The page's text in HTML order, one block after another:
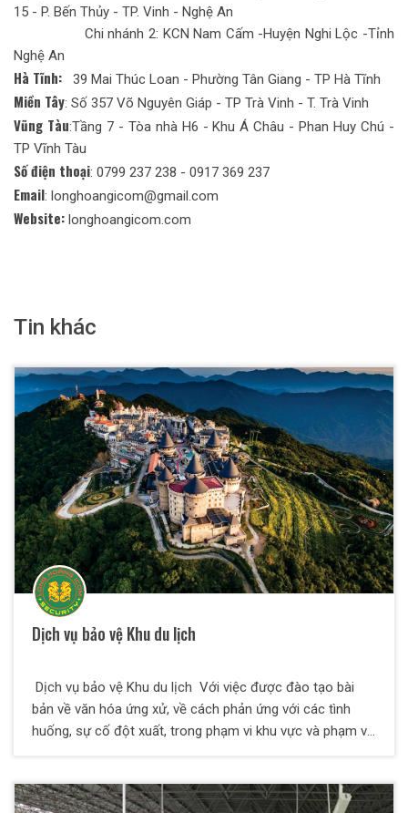
15 - P. Bến Thủy - TP. Vinh - Nghệ An
Chi nhánh 2: KCN Nam Cấm -Huyện Nghi Lộc -Tỉnh
Nghệ An
Hà Tĩnh: 39 Mai Thúc Loan - Phường Tân Giang - TP Hà Tĩnh
Miền Tây: Số 357 Võ Nguyên Giáp - TP Trà Vinh - T. Trà Vinh
Vũng Tàu:Tầng 7 - Tòa nhà H6 - Khu Á Châu - Phan Huy Chú -
TP Vĩnh Tàu
Số điện thoại: 0799 237 238 - 0917 369 237
Email: longhoangicom@gmail.com
Website: longhoangicom.com
Tin khác
Dịch vụ bảo vệ Khu du lịch
Dịch vụ bảo vệ Khu du lịch Với việc được đào tạo bài
bản về văn hóa ứng xử, về cách phản ứng với các tình
huống, sự cố đột xuất, trong phạm vi khu vực và phạm vi
bảo vệ khác. Các nhân viên của bảo vệ Thiên Long Hoàng